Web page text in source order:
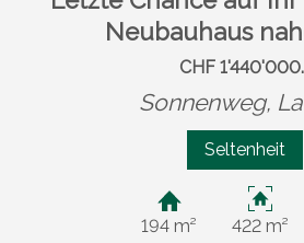
Neubauhaus
CHF
Sonnenweg,
Seltenheit
194 m² 422 m²